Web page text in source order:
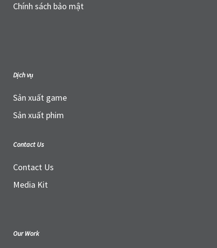
Chính sách bảo mật
Dịch vụ
Sản xuất game
Sản xuất phim
Contact Us
Contact Us
Media Kit
Our Work